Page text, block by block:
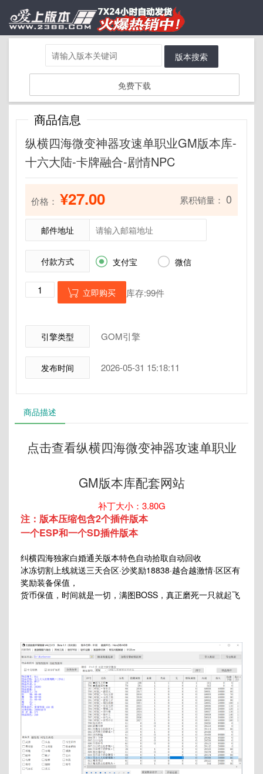
版本搜索
免费下载
商品信息
纵横四海微变神器攻速单职业GM版本库-
十六大陆-卡牌融合-剧情NPC
价格： ¥27.00 累积销量： 0
邮件地址
付款方式  支付宝  微信
 立即购买 库存:99件
引擎类型 GOM引擎
发布时间 2026-05-31 15:18:11
商品描述
点击查看纵横四海微变神器攻速单职业
GM版本库配套网站
补丁大小：3.80G
注：版本压缩包含2个插件版本
一个ESP和一个SD插件版本
纠横四海独家白婚通关版本特色自动拾取自动回收
冰冻切割上线就送三天合区·沙奖励18838·越合越激情·区区有
奖励装备保值，
货币保值，时间就是一切，满图BOSS，真正磨死一只就起飞